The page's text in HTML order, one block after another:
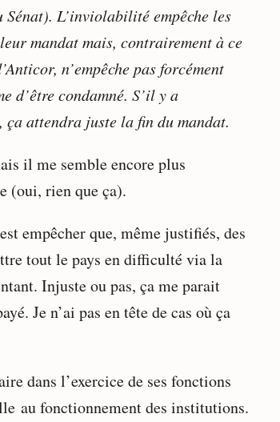
Sénat). L’inviolabilité empêche les
mandat mais, contrairement à ce
n’empêche pas forcément
d’être condamné. S’il y a
attendra juste la fin du mandat.
il me semble encore plus
(oui, rien que ça).
empêcher que, même justifiés, des
tout le pays en difficulté via la
Injuste ou pas, ça me parait
Je n’ai pas en tête de cas où ça
dans l’exercice de ses fonctions
au fonctionnement des institutions.